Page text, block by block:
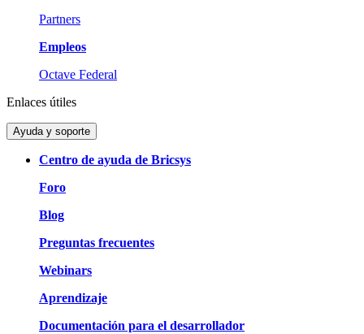
Partners
Empleos
Octave Federal
Enlaces útiles
Ayuda y soporte
Centro de ayuda de Bricsys
Foro
Blog
Preguntas frecuentes
Webinars
Aprendizaje
Documentación para el desarrollador